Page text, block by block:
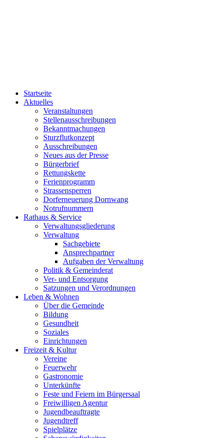
Startseite
Aktuelles
Veranstaltungen
Stellenausschreibungen
Bekanntmachungen
Sturzflutkonzept
Ausschreibungen
Neues aus der Presse
Bürgerbrief
Rettungskette
Ferienprogramm
Strassensperren
Dorferneuerung Dornwang
Notrufnummern
Rathaus & Service
Verwaltungsgliederung
Verwaltung
Sachgebiete
Ansprechpartner
Aufgaben der Verwaltung
Politik & Gemeinderat
Ver- und Entsorgung
Satzungen und Verordnungen
Leben & Wohnen
Über die Gemeinde
Bildung
Gesundheit
Soziales
Einrichtungen
Freizeit & Kultur
Vereine
Feuerwehr
Gastronomie
Unterkünfte
Feste und Feiern im Bürgersaal
Freiwilligen Agentur
Jugendbeauftragte
Jugendtreff
Spielplätze